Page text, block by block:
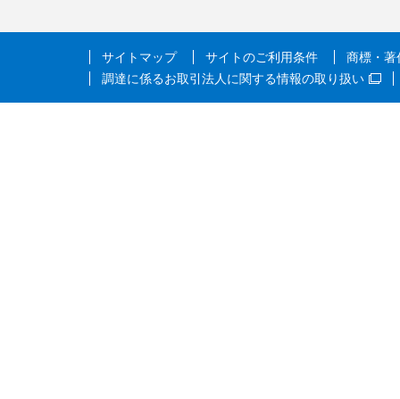
サイトマップ サイトのご利用条件
商標・著
調達に係るお取引法人に関する情報の取り扱い